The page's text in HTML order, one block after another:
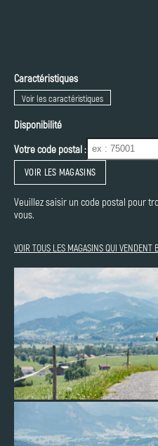
Caractéristiques
Voir les caractéristiques
Disponibilité
Votre code postal :
VOIR LES MAGASINS
Veuillez saisir un code postal pour
vous.
VOIR TOUS LES MAGASINS QUI VENDENT